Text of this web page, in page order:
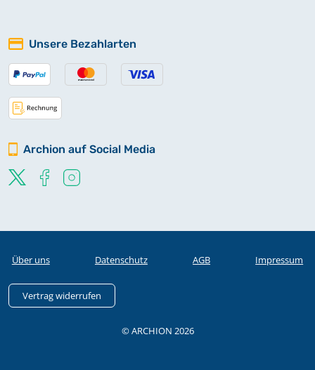
Unsere Bezahlarten
Archion auf Social Media
Über uns Datenschutz AGB Impressum
Vertrag widerrufen
© ARCHION 2026